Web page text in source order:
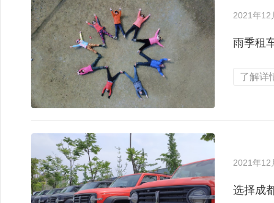
2021年12
雨季租
了解详
2021年12
选择成